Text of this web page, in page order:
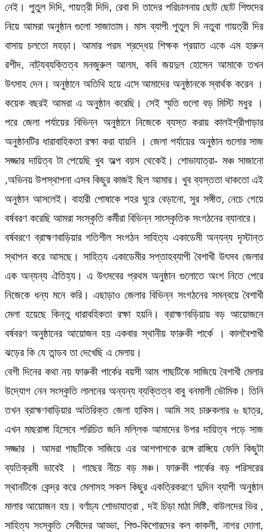
নেই। পুতুল দিদি, গায়ত্রী দিদি, রেবা দি তাদের পরিচালনায় ছোট ছোট শিশুদের
নিয়ে আমরা অনুষ্ঠান গুলো সাজাতাম। মাস ব্যাপী পুতুল দি নতুবা গায়ত্রী দির
বাসায় চলতো মহড়া। আমার পরম শ্রদ্ধেয় শিক্ষক প্রয়াত একে এম হারুন
রশীদ, নাট্যব্যক্তিত্ব মনজুরুল আলম, কবি জয়দুল হোসেন আমাকে তখন
উৎসাহ দেন। অনুষ্ঠানে অতিথি হয়ে এসে আমাদের অনুষ্ঠানকে স্বার্থক করেন ।
কয়েক বছরই আমরা এ অনুষ্ঠান করেছি। সেই স্মৃতি গুলো বড় মিস্টি মধুর ।
পরে জেলা পর্যায়ের বিভিন্ন অনুষ্ঠানে নিজেকে ব্যস্ত করায় কালইশ্রীপাড়ার
অনুষ্ঠানটির ধারাবাহিকতা রক্ষা করা যায়নি । জেলা পর্যায়ের অনুষ্ঠান গুলোর সাজ
সজ্জার দায়িত্ব টা পেয়েছি খুব অল্প বয়স থেকেই। শোভাযাত্রা- মঞ্চ সাজানো
,অভিনয় উপস্থাপনা এসব কিছুর কাজই ছিল আমার। খুব ব্যস্ততা থাকতো এই
অনুষ্ঠান আসলেই। বাহারী পোষাকে শহর ঘুরে বেড়ানো, সুর সঙ্গীত, নেচে গেয়ে
বর্ষবরণ করেছি আমরা সংস্কৃতি কর্মীরা বিভিন্ন সাংস্কৃতিক সংগঠনের ব্যানারে।
বর্ষবরণে ব্রাহ্মণবাড়িয়ার গতিশীল সংগঠন সাহিত্য একাডেমী অন্যন্য দৃস্টান্ত
স্থাপন করে আসছে। সাহিত্য একাডেমীর সপ্তাহব্যাপী বৈশাখী উৎসব জেলার
এক অন্যন্য ঐতিহ্য। এ উৎসবের প্রথম অনুষ্ঠান গুলোতে অংশ নিতে পেরে
নিজেকে ধন্য মনে করি। এছাড়াও জেলার বিভিন্ন সংগঠনের সমন্বয়ে বৈশাখী
মেলা হয়েছে কিন্তু ধারাবহিকতা রক্ষা হয়নি। ব্রাহ্মণবড়িয়ায় বড় আয়োজনে
বর্ষবরণ অনুষ্ঠানের আয়োজন হয় একবার স্থানীয় ফারুকী পার্কে । কালবৈশাখী
ঝড়ের কি যে তান্ডব তা দেখেছি এ মেলায়।
বেশী দিনের কথা নয় ফারুকী পার্কের বয়সী আম গাছটিকে সাজিয়ে বৈশাখী মেলার
উদ্যোগ নেন সংস্কৃতি লালনের অন্যন্য ব্যক্তিত্ব বাবু বনমালী ভৌমিক। তিনি
তখন ব্রাহ্মণবাড়িয়ার অতিরিক্ত জেলা হাকিম। আমি সহ চারুকলার ৬ ছাত্র,
এখন মাছরাঙ্গা হিসেবে পরিচিত জনি মল্লিক আমাদের উপর দায়িত্ব পড়ে সাজ
সজ্জার । আমরা গাছটিকে সাজিয়ে এর আশপাশকে রঙ্গে রাঙ্গিয়ে ফেলি কিছুটা
ব্যতিক্রমী ভাবেই । গাছের নীচে বড় মঞ্চ। ফারুকী পার্কের বড় পরিসরের
স্থানটিকে কেন্দ্র করে মেলাসহ সকল কিছুর একত্রিকরণে দুদিন ব্যাপী অনুষ্ঠান
মালার আয়োজন হয়। বর্ণাঢ্য শোভাযাত্রা , দই চিড়া মাঠা মিষ্টি, বাউলদের ভির ,
সাহিত্য সংস্কৃতি সেবীদের আড্ডা, শিশু-কিশোরদের কল কাকলী, নাগর দোলা,